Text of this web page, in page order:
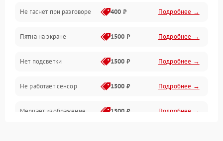
Зарядка
Проблемы с питанием, зарядкой и аккумулятором
Проблемы с работой системы, корпусом и другие
Не гаснет при разговоре 400 ₽ Подробнее →
Пятна на экране 1500 ₽ Подробнее →
Нет подсветки 1500 ₽ Подробнее →
Не работает сенсор 1500 ₽ Подробнее →
Мерцает изображение 1500 ₽ Подробнее →